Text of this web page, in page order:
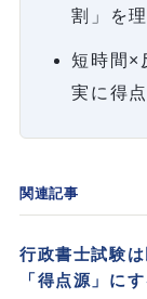
割」を
短時間×
実に得
関連記事
行政書士試験
「得点源」に